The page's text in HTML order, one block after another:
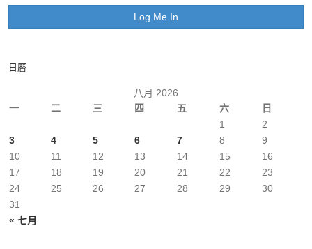
日曆
八月 2026
一
二 三 四 五 六 日
« 七月
1
2
3
4 5 6 7 8
9
10
11 12 13 14 15
16
17
18 19 20 21 22
23
24
25 26 27 28 29
30
31